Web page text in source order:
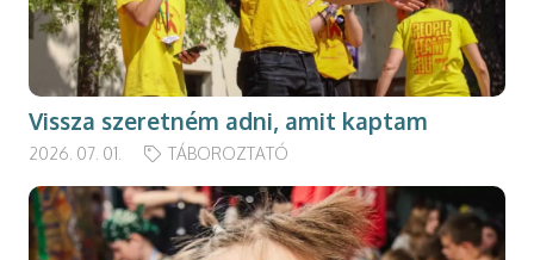
Vissza szeretném adni, amit kaptam
2026. 07. 01. TÁBOROZTATÓ